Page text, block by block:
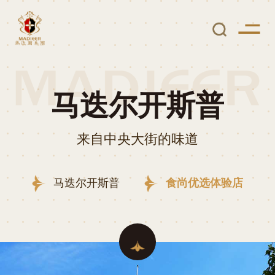
马迭尔开斯普
来自中央大街的味道
马迭尔开斯普 食尚优选体验店